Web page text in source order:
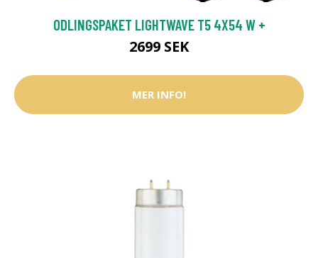
ODLINGSPAKET LIGHTWAVE T5 4X54 W +
2699 SEK
MER INFO!